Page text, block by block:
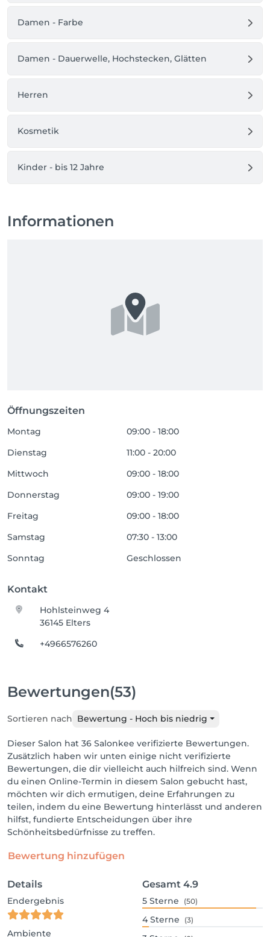
Damen - Farbe
Damen - Dauerwelle, Hochstecken, Glätten
Herren
Kosmetik
Kinder - bis 12 Jahre
Informationen
Öffnungszeiten
Montag
09:00 - 18:00
Dienstag
11:00 - 20:00
Mittwoch
09:00 - 18:00
Donnerstag
09:00 - 19:00
Freitag
09:00 - 18:00
Samstag
07:30 - 13:00
Sonntag
Geschlossen
Kontakt
Hohlsteinweg 4
36145 Elters
+4966576260
Bewertungen(53)
Sortieren nach Bewertung - Hoch bis niedrig
Dieser Salon hat 36 Salonkee verifizierte Bewertungen.
Zusätzlich haben wir unten einige nicht verifizierte
Bewertungen, die dir vielleicht auch hilfreich sind. Wenn
du einen Online-Termin in diesem Salon gebucht hast,
möchten wir dich ermutigen, deine Erfahrungen zu
teilen, indem du eine Bewertung hinterlässt und anderen
hilfst, fundierte Entscheidungen über ihre
Schönheitsbedürfnisse zu treffen.
Bewertung hinzufügen
Details
Endergebnis
Ambiente
Gesamt 4.9
5 Sterne (50)
4 Sterne (3)